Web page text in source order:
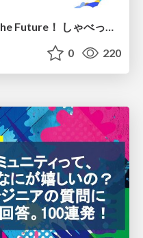
親子 or ペアで Mashup for the Future！ しゃべって楽しむ 初手AI駆動でものづくり体験
0 220